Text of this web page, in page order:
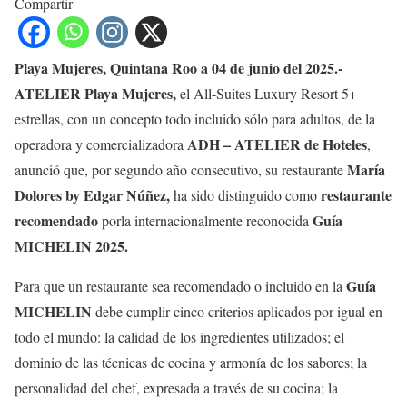
Playa Mujeres, Quintana Roo a 04 de junio del 2025.-
ATELIER Playa Mujeres,el All-Suites Luxury Resort 5+
estrellas, con un concepto todo incluido sólo para adultos, de la
operadora y comercializadora ADH –ATELIER de Hoteles,
anunció que, por segundo año consecutivo, su restauranteMaría
Dolores by Edgar Núñez,ha sido distinguido comorestaurante
recomendadoporla internacionalmente reconocida Guía
MICHELIN 2025.
Para que un restaurante sea recomendado o incluido en la Guía
MICHELIN debe cumplir cinco criterios aplicados por igual en
todo el mundo: la calidad de los ingredientes utilizados; el
dominio de las técnicas de cocina y armonía de los sabores; la
personalidad del chef, expresada a través de su cocina; la